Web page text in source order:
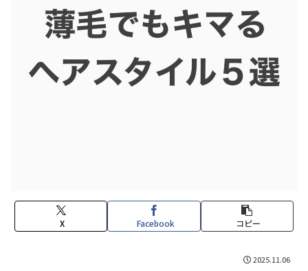
X Facebook コピー
2025.11.06